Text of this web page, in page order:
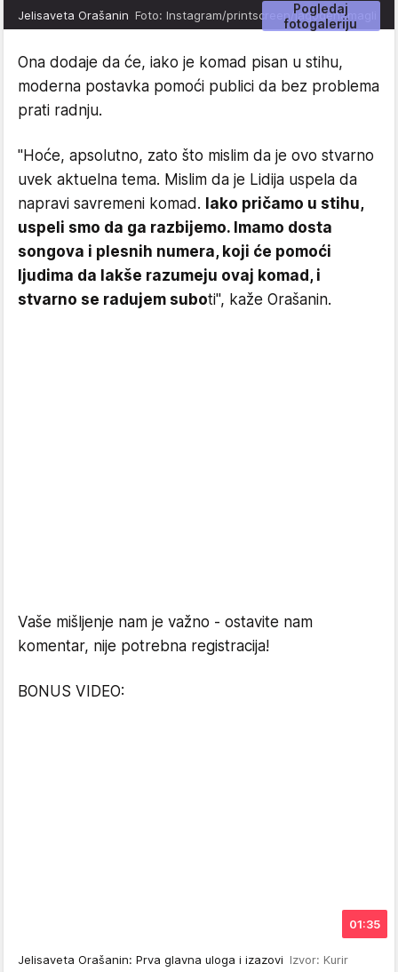
Pogledaj
fotogaleriju
Jelisaveta Orašanin Foto: Instagram/printscreen/jagodenamagli
Ona dodaje da će, iako je komad pisan u stihu,
moderna postavka pomoći publici da bez problema
prati radnju.
"Hoće, apsolutno, zato što mislim da je ovo stvarno
uvek aktuelna tema. Mislim da je Lidija uspela da
napravi savremeni komad. Iako pričamo u stihu,
uspeli smo da ga razbijemo. Imamo dosta
songova i plesnih numera, koji će pomoći
ljudima da lakše razumeju ovaj komad, i
stvarno se radujem suboti", kaže Orašanin.
Vaše mišljenje nam je važno - ostavite nam
komentar, nije potrebna registracija!
BONUS VIDEO:
01:35
Jelisaveta Orašanin: Prva glavna uloga i izazovi Izvor: Kurir